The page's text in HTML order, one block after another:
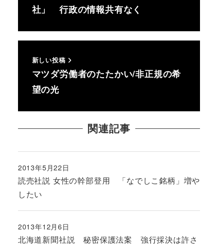
社」 行政の情報共有なく
新しい投稿
マツダ労働者のたたかい/非正規の希
望の光
関連記事
読売社説 女性の幹部登用 「なでしこ銘柄」増や
したい
投稿日
2013年5月22日
北海道新聞社説 秘密保護法案 強行採決は許さ
投稿日
2013年12月6日